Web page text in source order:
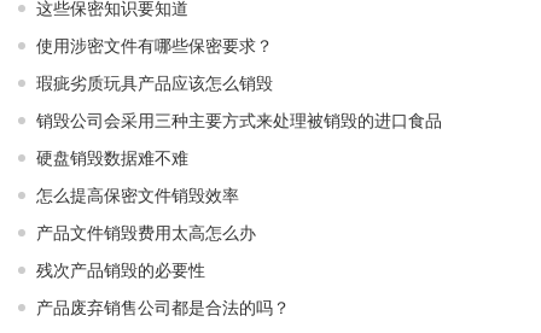
这些保密知识要知道
使用涉密文件有哪些保密要求？
瑕疵劣质玩具产品应该怎么销毁
销毁公司会采用三种主要方式来处理被销毁的进口食品
硬盘销毁数据难不难
怎么提高保密文件销毁效率
产品文件销毁费用太高怎么办
残次产品销毁的必要性
产品废弃销售公司都是合法的吗？